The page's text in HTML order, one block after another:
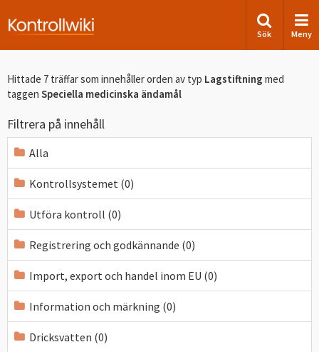
Sök Meny
Hittade 7 träffar som innehåller orden av typ Lagstiftning med
taggen Speciella medicinska ändamål
Filtrera på innehåll
Alla
Kontrollsystemet (0)
Utföra kontroll (0)
Registrering och godkännande (0)
Import, export och handel inom EU (0)
Information och märkning (0)
Dricksvatten (0)